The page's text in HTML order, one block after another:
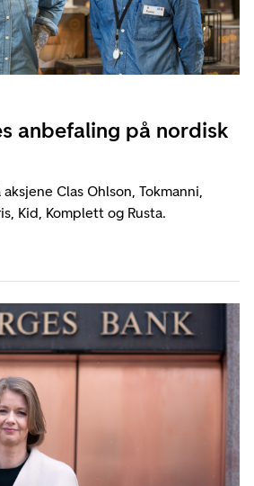
anbefaling på nordisk
Clas Ohlson, Tokmanni,
Kid, Komplett og Rusta.